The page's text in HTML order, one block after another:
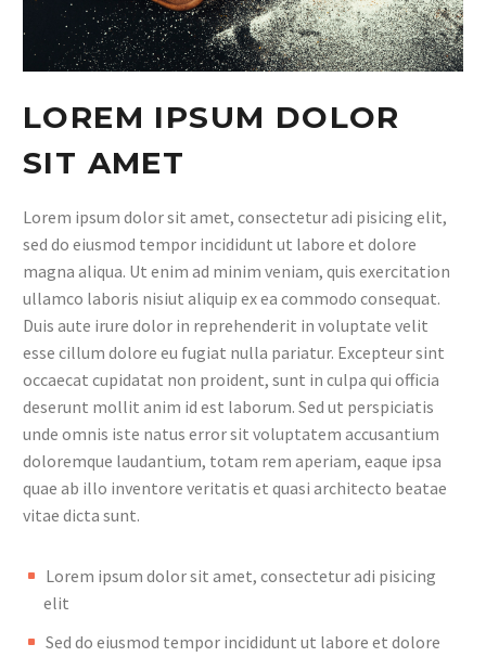
LOREM IPSUM DOLOR
SIT AMET
Lorem ipsum dolor sit amet, consectetur adi pisicing elit,
sed do eiusmod tempor incididunt ut labore et dolore
magna aliqua. Ut enim ad minim veniam, quis exercitation
ullamco laboris nisiut aliquip ex ea commodo consequat.
Duis aute irure dolor in reprehenderit in voluptate velit
esse cillum dolore eu fugiat nulla pariatur. Excepteur sint
occaecat cupidatat non proident, sunt in culpa qui officia
deserunt mollit anim id est laborum. Sed ut perspiciatis
unde omnis iste natus error sit voluptatem accusantium
doloremque laudantium, totam rem aperiam, eaque ipsa
quae ab illo inventore veritatis et quasi architecto beatae
vitae dicta sunt.
Lorem ipsum dolor sit amet, consectetur adi pisicing
elit
Sed do eiusmod tempor incididunt ut labore et dolore